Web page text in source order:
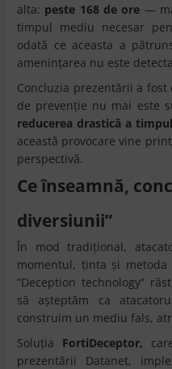
alta: peste 168 de ore —
timpul mediu necesar
odată ce aceasta a
amenințarea nu este
Concluzia prezentării a
de prevenție nu mai este
reducerea drastică a
această provocare vine
perspectivă.
Ce înseamnă,
diversiunii”
În mod tradițional,
momentul, ținta și
”Deception technology”
să așteptăm ca
construim un mediu fals,
Soluția FortiDeceptor,
prezentării Datanet,